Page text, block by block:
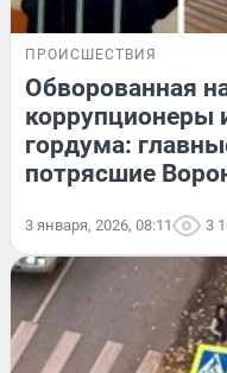
ПРОИСШЕСТВИЯ
Обворованная
коррупционеры
гордума:
потрясшие
3 января, 2026, 08:11 3